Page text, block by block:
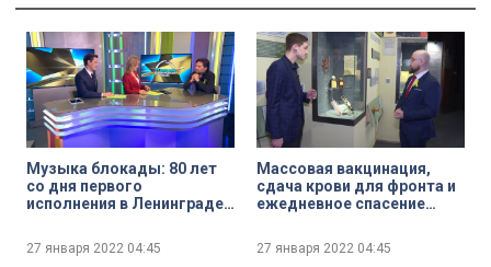
Музыка блокады: 80 лет
со дня первого
исполнения в Ленинграде
Дмитрия Шостаковича
27 января 2022 04:45
Массовая вакцинация,
сдача крови для фронта и
ежедневное спасение
медицины о подвиге
медиков в годы блокады
27 января 2022 04:45